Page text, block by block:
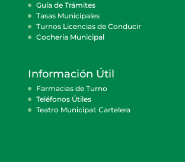
Guía de Trámites
Tasas Municipales
Turnos Licencias de Conducir
Cocheria Municipal
Información Útil
Farmacias de Turno
Teléfonos Útiles
Teatro Municipal: Cartelera